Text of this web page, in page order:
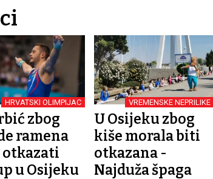
HRVATSKI OLIMPIJAC
zbog
ramena
otkazati
u Osijeku
VREMENSKE NEPRILIKE
U Osijeku zbog
kiše morala biti
otkazana -
Najduža špaga